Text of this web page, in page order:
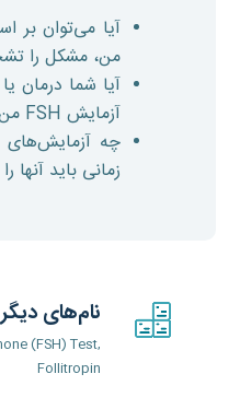
من، مشکل را
آیا شما درمان
آزمایش FSH من توصیه می‌کنید؟
چه
زمانی باید آنها
نام‌های
(FSH) Test,
Follitropin